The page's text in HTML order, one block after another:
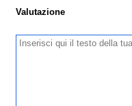
Valutazione